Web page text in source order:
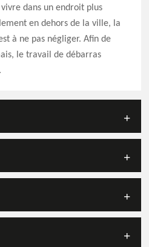
dans un endroit plus
en dehors de la ville, la
à ne pas négliger. Afin de
le travail de débarras